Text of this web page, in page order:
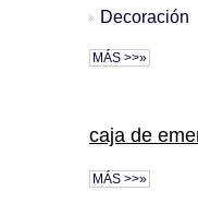
Decoración
MÁS >>»
caja de
MÁS >>»